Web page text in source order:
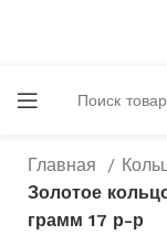
Главная
Золотое
грамм 17 р-р